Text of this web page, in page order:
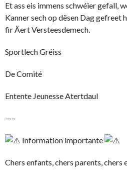
Et ass eis immens schwéier gefall,
Kanner sech op dësen Dag gefreet
fir Äert Versteesdemech.
Sportlech Gréiss
De Comité
Entente Jeunesse Atertdaul
—–
Information importante
Chers enfants, chers parents, chers